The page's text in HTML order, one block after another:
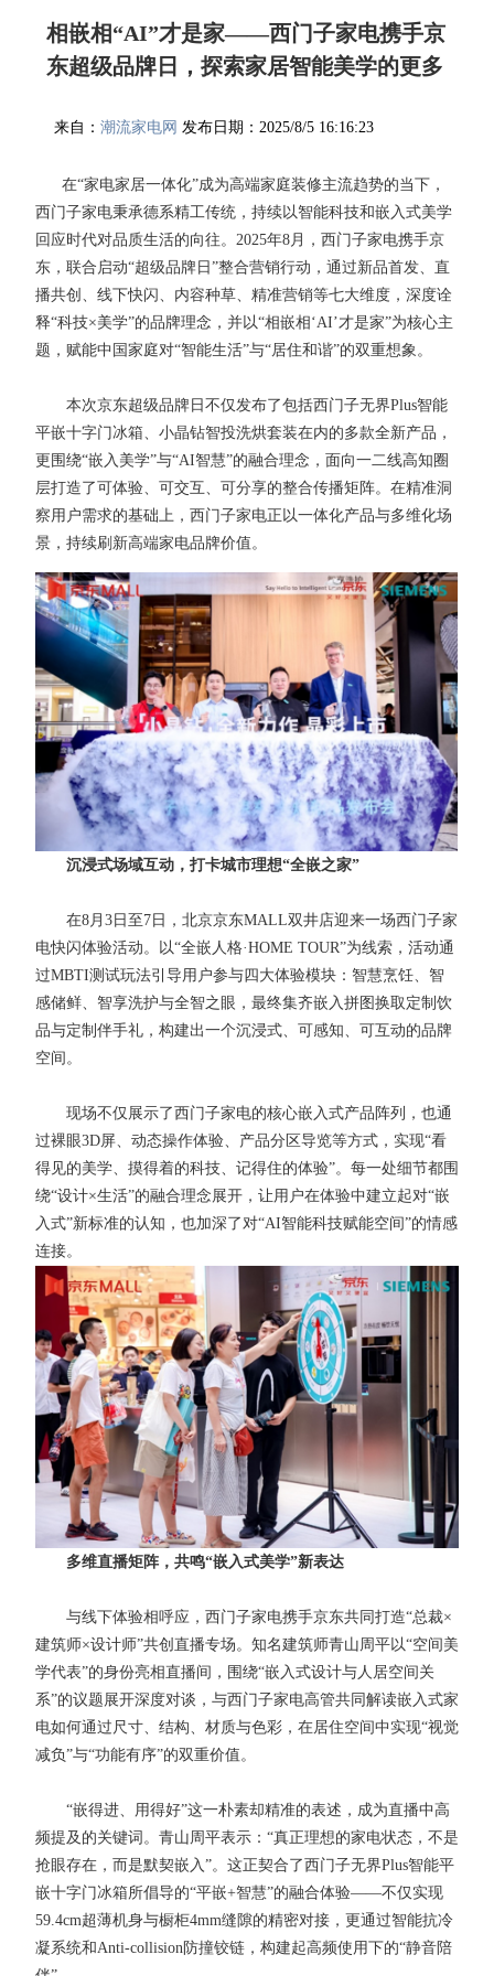
相嵌相“AI”才是家——西门子家电携手京
东超级品牌日，探索家居智能美学的更多
来自：潮流家电网 发布日期：2025/8/5 16:16:23
在“家电家居一体化”成为高端家庭装修主流趋势的当下，
西门子家电秉承德系精工传统，持续以智能科技和嵌入式美学
回应时代对品质生活的向往。2025年8月，西门子家电携手京
东，联合启动“超级品牌日”整合营销行动，通过新品首发、直
播共创、线下快闪、内容种草、精准营销等七大维度，深度诠
释“科技×美学”的品牌理念，并以“相嵌相‘AI’才是家”为核心主
题，赋能中国家庭对“智能生活”与“居住和谐”的双重想象。
本次京东超级品牌日不仅发布了包括西门子无界Plus智能
平嵌十字门冰箱、小晶钻智投洗烘套装在内的多款全新产品，
更围绕“嵌入美学”与“AI智慧”的融合理念，面向一二线高知圈
层打造了可体验、可交互、可分享的整合传播矩阵。在精准洞
察用户需求的基础上，西门子家电正以一体化产品与多维化场
景，持续刷新高端家电品牌价值。
沉浸式场域互动，打卡城市理想“全嵌之家”
在8月3日至7日，北京京东MALL双井店迎来一场西门子家
电快闪体验活动。以“全嵌人格·HOME TOUR”为线索，活动通
过MBTI测试玩法引导用户参与四大体验模块：智慧烹饪、智
感储鲜、智享洗护与全智之眼，最终集齐嵌入拼图换取定制饮
品与定制伴手礼，构建出一个沉浸式、可感知、可互动的品牌
空间。
现场不仅展示了西门子家电的核心嵌入式产品阵列，也通
过裸眼3D屏、动态操作体验、产品分区导览等方式，实现“看
得见的美学、摸得着的科技、记得住的体验”。每一处细节都围
绕“设计×生活”的融合理念展开，让用户在体验中建立起对“嵌
入式”新标准的认知，也加深了对“AI智能科技赋能空间”的情感
连接。
多维直播矩阵，共鸣“嵌入式美学”新表达
与线下体验相呼应，西门子家电携手京东共同打造“总裁×
建筑师×设计师”共创直播专场。知名建筑师青山周平以“空间美
学代表”的身份亮相直播间，围绕“嵌入式设计与人居空间关
系”的议题展开深度对谈，与西门子家电高管共同解读嵌入式家
电如何通过尺寸、结构、材质与色彩，在居住空间中实现“视觉
减负”与“功能有序”的双重价值。
“嵌得进、用得好”这一朴素却精准的表述，成为直播中高
频提及的关键词。青山周平表示：“真正理想的家电状态，不是
抢眼存在，而是默契嵌入”。这正契合了西门子无界Plus智能平
嵌十字门冰箱所倡导的“平嵌+智慧”的融合体验——不仅实现
59.4cm超薄机身与橱柜4mm缝隙的精密对接，更通过智能抗冷
凝系统和Anti-collision防撞铰链，构建起高频使用下的“静音陪